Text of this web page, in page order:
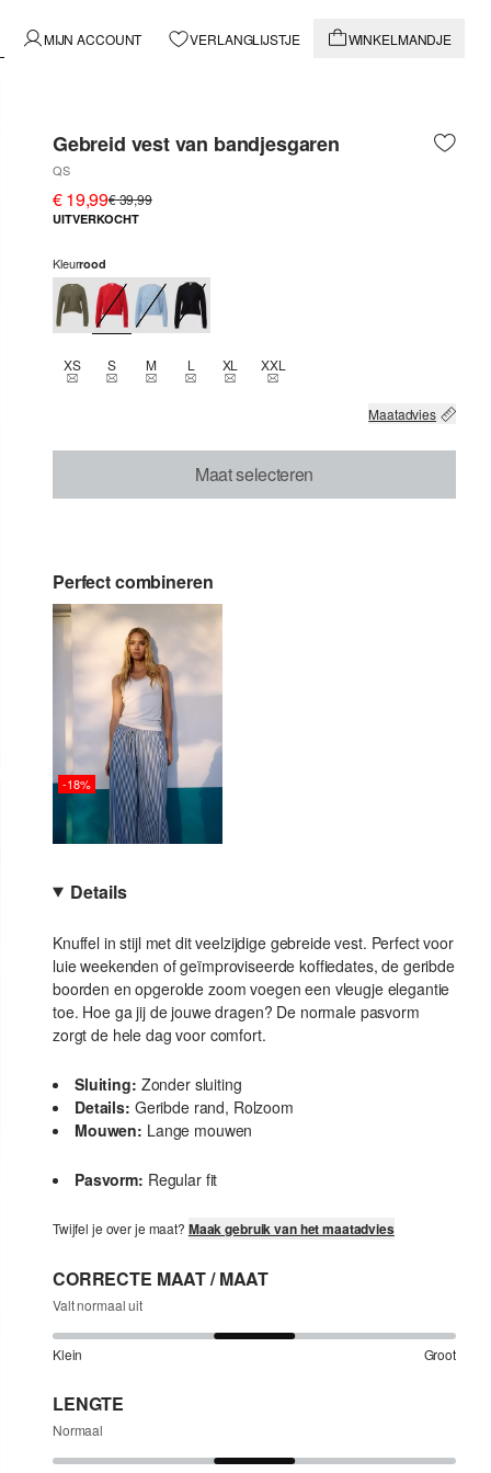
MIJN ACCOUNT VERLANGLIJSTJE WINKELMANDJE
Gebreid vest van bandjesgaren
QS
€ 19,99€ 39,99
UITVERKOCHT
Kleurrood
XSTHIS SIZE IS CURRENTLY OUT OF STOCK
STHIS SIZE IS CURRENTLY OUT OF STOCK
MTHIS SIZE IS CURRENTLY OUT OF STOCK
LTHIS SIZE IS CURRENTLY OUT OF STOCK
XLTHIS SIZE IS CURRENTLY OUT OF STOCK
XXLTHIS SIZE IS CURRENTLY OUT OF
Maatadvies
Maat selecteren
Perfect combineren
-18%
Details
Knuffel in stijl met dit veelzijdige gebreide vest. Perfect voor
luie weekenden of geïmproviseerde koffiedates, de geribde
boorden en opgerolde zoom voegen een vleugje elegantie
toe. Hoe ga jij de jouwe dragen? De normale pasvorm
zorgt de hele dag voor comfort.
Sluiting: Zonder sluiting
Details: Geribde rand, Rolzoom
Mouwen: Lange mouwen
Pasvorm: Regular fit
Twijfel je over je maat? Maak gebruik van het maatadvies
CORRECTE MAAT / MAAT
Valt normaal uit
Klein Groot
LENGTE
Normaal